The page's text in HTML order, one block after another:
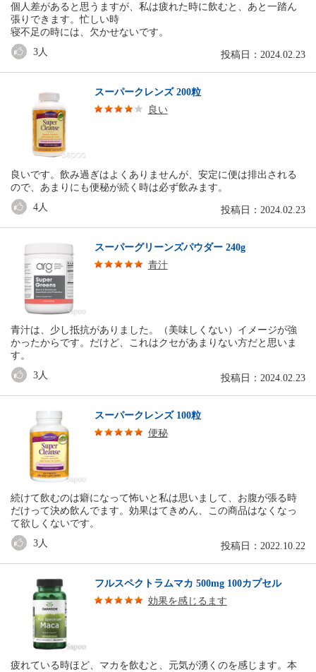
個人差があると思うますが、私は疲れた時に飲むと、あと一踏ん
張りできます。忙しい時
寝不足の時には、欠かせないです。
投稿日：2024.02.23
3人
スーパークレンズ 200粒
良い
良いです。飲み過ぎはよくありませんが、安定に便は排出される
ので、あまりにも便秘が続く時は必ず飲みます。
投稿日：2024.02.23
4人
スーパーグリーンズパウダー 240g
青汁
青汁は、少し抵抗がありました。（美味しくない）イメージが強
かったからです。だけど、これはクセがあまりない方だと思いま
す。
投稿日：2024.02.23
3 人
スーパークレンズ 100粒
便秘
続けて飲むのは癖になって怖いと私は思いまして、お腹が張る時
だけって決め飲んでます。効果はてきめん、この商品はなくなっ
て欲しくないです。
投稿日：2022.10.22
3 人
フルスペクトラムマカ 500mg 100カプセル
効果を感じるます
疲れている時ほど、マカを飲むと、元気が湧くのを感じます。本